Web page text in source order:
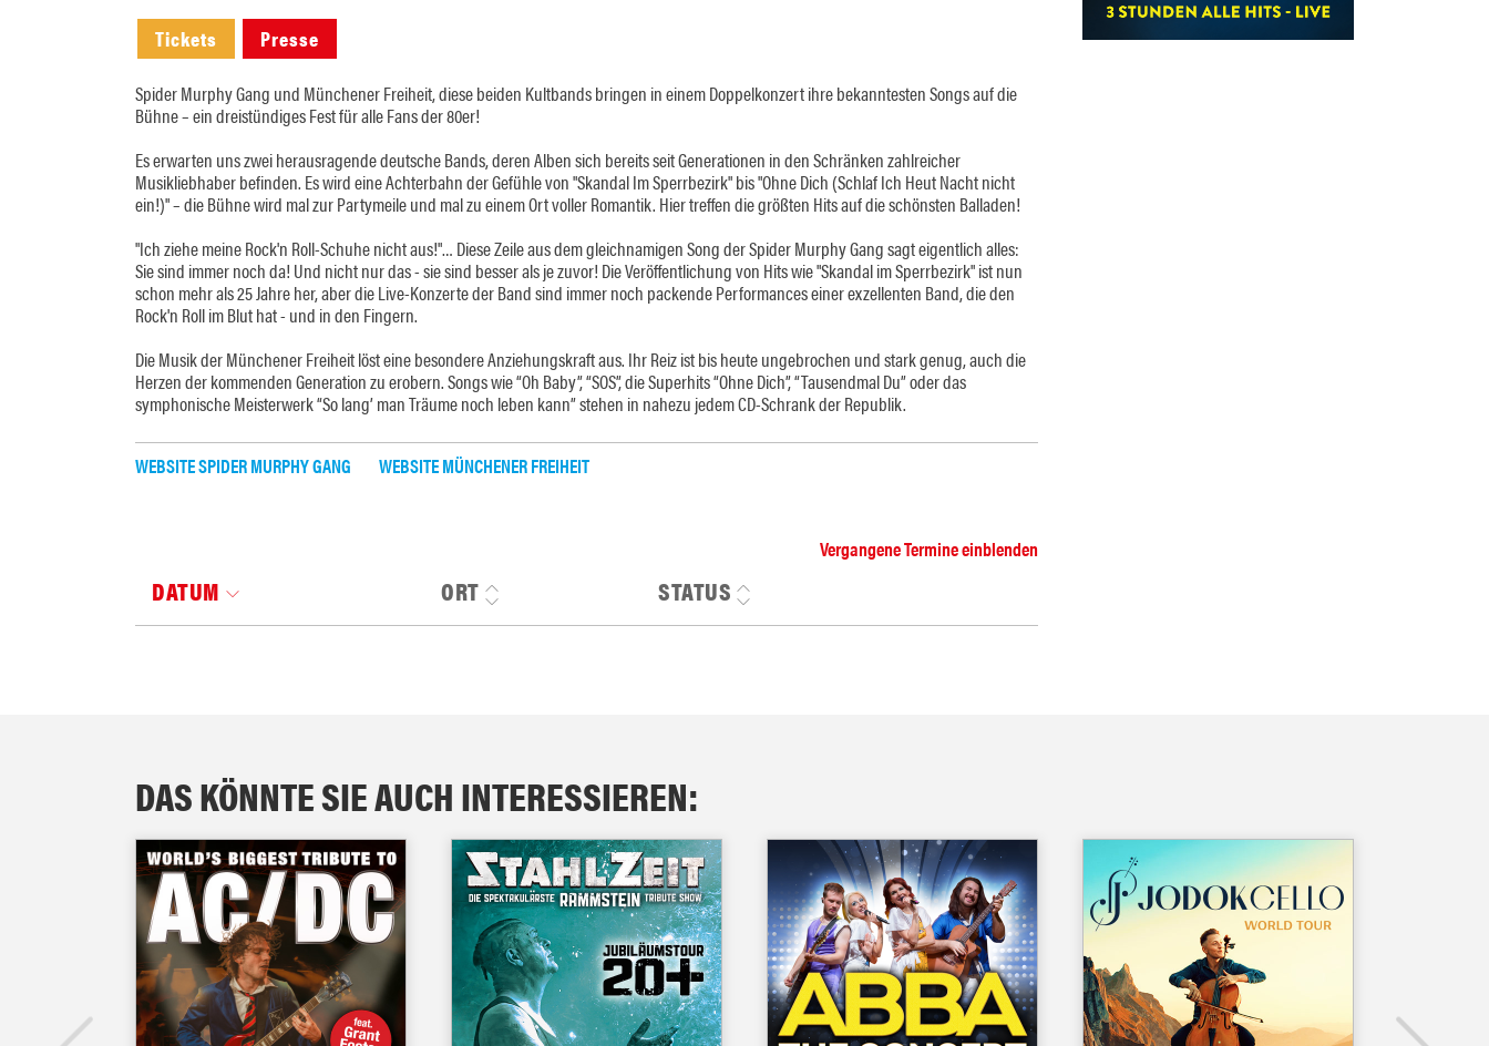
Tickets Presse
Spider Murphy Gang und Münchener Freiheit, diese beiden Kultbands bringen in einem Doppelkonzert ihre bekanntesten Songs auf die
Bühne – ein dreistündiges Fest für alle Fans der 80er!
Es erwarten uns zwei herausragende deutsche Bands, deren Alben sich bereits seit Generationen in den Schränken zahlreicher
Musikliebhaber befinden. Es wird eine Achterbahn der Gefühle von "Skandal Im Sperrbezirk" bis "Ohne Dich (Schlaf Ich Heut Nacht nicht
ein!)" – die Bühne wird mal zur Partymeile und mal zu einem Ort voller Romantik. Hier treffen die größten Hits auf die schönsten Balladen!
"Ich ziehe meine Rock'n Roll-Schuhe nicht aus!"… Diese Zeile aus dem gleichnamigen Song der Spider Murphy Gang sagt eigentlich alles:
Sie sind immer noch da! Und nicht nur das - sie sind besser als je zuvor! Die Veröffentlichung von Hits wie "Skandal im Sperrbezirk" ist nun
schon mehr als 25 Jahre her, aber die Live-Konzerte der Band sind immer noch packende Performances einer exzellenten Band, die den
Rock'n Roll im Blut hat - und in den Fingern.
Die Musik der Münchener Freiheit löst eine besondere Anziehungskraft aus. Ihr Reiz ist bis heute ungebrochen und stark genug, auch die
Herzen der kommenden Generation zu erobern. Songs wie “Oh Baby”, “SOS”, die Superhits “Ohne Dich”, “Tausendmal Du” oder das
symphonische Meisterwerk “So lang’ man Träume noch leben kann” stehen in nahezu jedem CD-Schrank der Republik.
WEBSITE SPIDER MURPHY GANG WEBSITE MÜNCHENER FREIHEIT
Vergangene Termine einblenden
DATUM ORT STATUS
DAS KÖNNTE SIE AUCH INTERESSIEREN: